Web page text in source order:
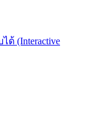
(Interactive